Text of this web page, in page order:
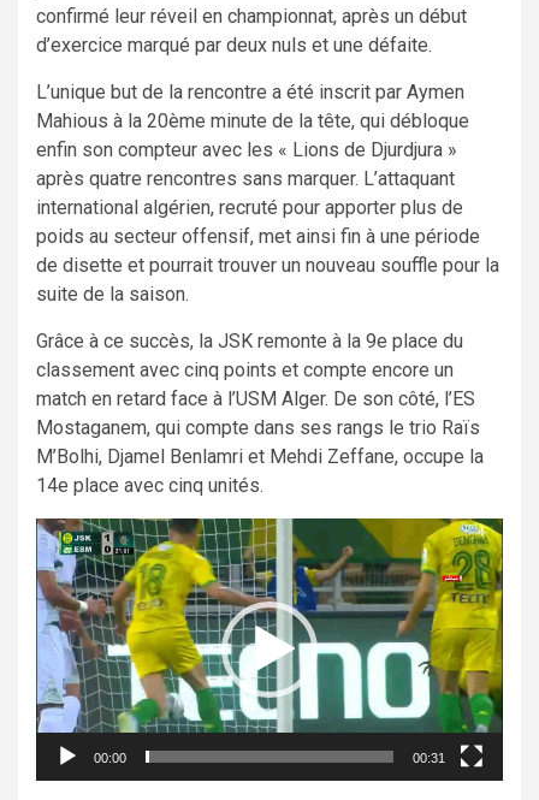
confirmé leur réveil en championnat, après un début
d’exercice marqué par deux nuls et une défaite.
L’unique but de la rencontre a été inscrit par Aymen
Mahious à la 20ème minute de la tête, qui débloque
enfin son compteur avec les « Lions de Djurdjura »
après quatre rencontres sans marquer. L’attaquant
international algérien, recruté pour apporter plus de
poids au secteur offensif, met ainsi fin à une période
de disette et pourrait trouver un nouveau souffle pour la
suite de la saison.
Grâce à ce succès, la JSK remonte à la 9e place du
classement avec cinq points et compte encore un
match en retard face à l’USM Alger. De son côté, l’ES
Mostaganem, qui compte dans ses rangs le trio Raïs
M’Bolhi, Djamel Benlamri et Mehdi Zeffane, occupe la
14e place avec cinq unités.
Lecteur
vidéo
00:00 00:31